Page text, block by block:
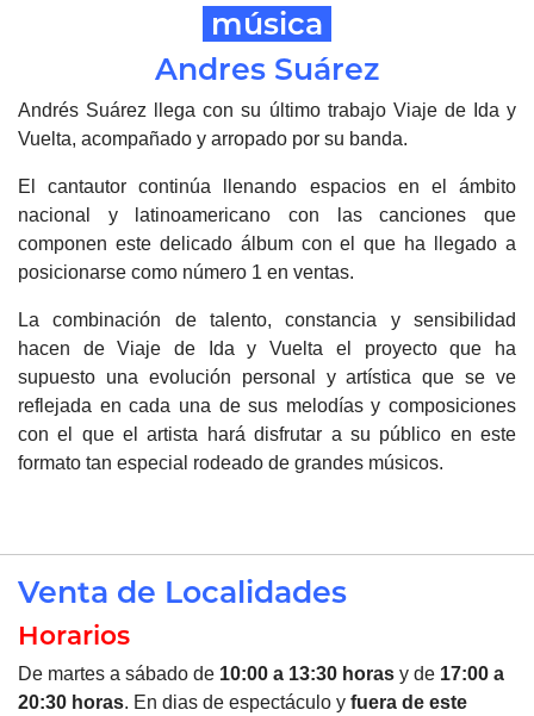
música
Andres Suárez
Andrés Suárez llega con su último trabajo Viaje de Ida y
Vuelta, acompañado y arropado por su banda.
El cantautor continúa llenando espacios en el ámbito
nacional y latinoamericano con las canciones que
componen este delicado álbum con el que ha llegado a
posicionarse como número 1 en ventas.
La combinación de talento, constancia y sensibilidad
hacen de Viaje de Ida y Vuelta el proyecto que ha
supuesto una evolución personal y artística que se ve
reflejada en cada una de sus melodías y composiciones
con el que el artista hará disfrutar a su público en este
formato tan especial rodeado de grandes músicos.
Venta de Localidades
Horarios
De martes a sábado de 10:00 a 13:30 horas y de 17:00 a
20:30 horas. En dias de espectáculo y fuera de este